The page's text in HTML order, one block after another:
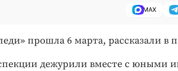
MAX
прошла 6 марта, рассказали в
дежурили вместе с юными